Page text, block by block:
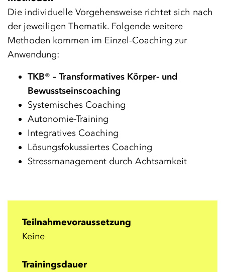
Die individuelle Vorgehensweise richtet sich nach
der jeweiligen Thematik. Folgende weitere
Methoden kommen im Einzel-Coaching zur
Anwendung:
TKB® – Transformatives Körper- und
Bewusstseinscoaching
Systemisches Coaching
Autonomie-Training
Integratives Coaching
Lösungsfokussiertes Coaching
Stressmanagement durch Achtsamkeit
Teilnahmevoraussetzung
Keine
Trainingsdauer